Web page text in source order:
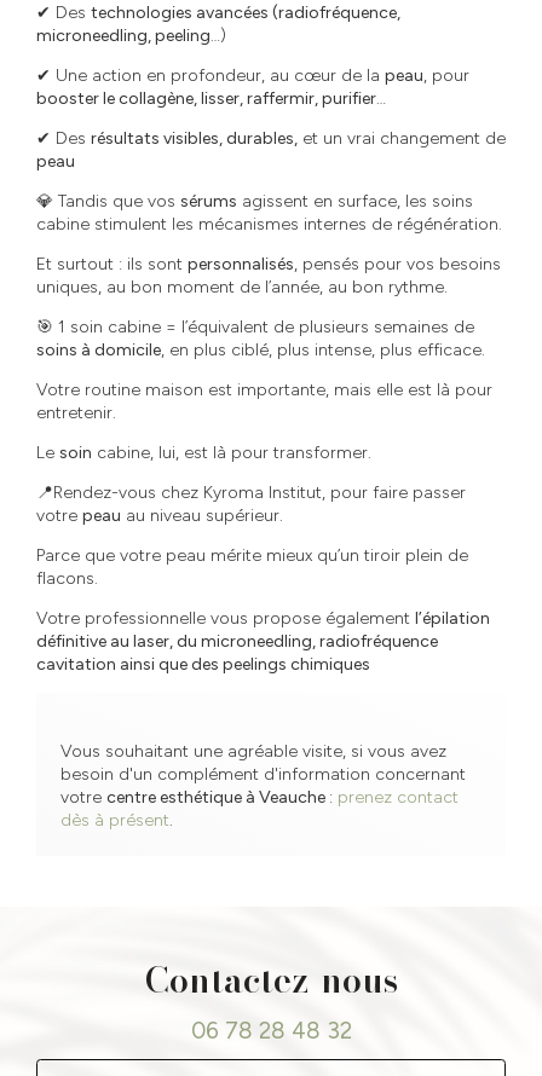
✔ Des technologies avancées (radiofréquence,
microneedling, peeling…)
✔ Une action en profondeur, au cœur de la peau, pour
booster le collagène, lisser, raffermir, purifier…
✔ Des résultats visibles, durables, et un vrai changement de
peau
💎 Tandis que vos sérums agissent en surface, les soins
cabine stimulent les mécanismes internes de régénération.
Et surtout : ils sont personnalisés, pensés pour vos besoins
uniques, au bon moment de l’année, au bon rythme.
🎯 1 soin cabine = l’équivalent de plusieurs semaines de
soins à domicile, en plus ciblé, plus intense, plus efficace.
Votre routine maison est importante, mais elle est là pour
entretenir.
Le soin cabine, lui, est là pour transformer.
📍Rendez-vous chez Kyroma Institut, pour faire passer
votre peau au niveau supérieur.
Parce que votre peau mérite mieux qu’un tiroir plein de
flacons.
Votre professionnelle vous propose également l’épilation
définitive au laser, du microneedling, radiofréquence
cavitation ainsi que des peelings chimiques
Vous souhaitant une agréable visite, si vous avez
besoin d'un complément d'information concernant
votre centre esthétique à Veauche : prenez contact
dès à présent.
Contactez-nous
06 78 28 48 32